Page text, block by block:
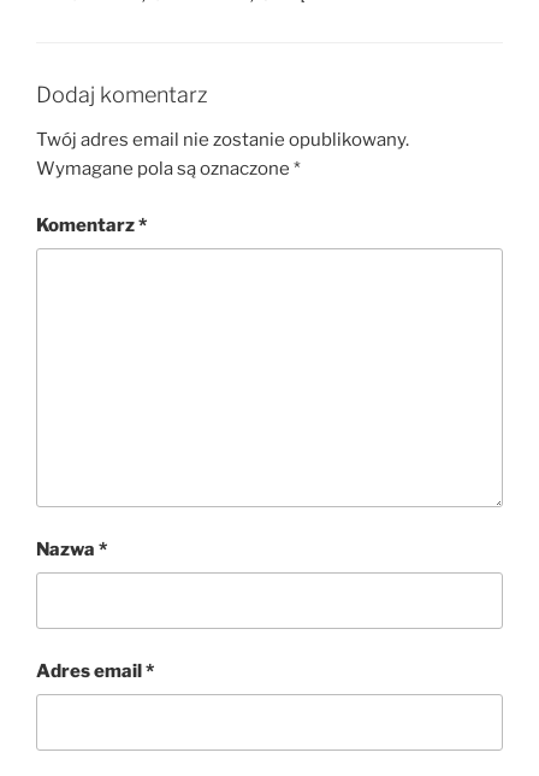
Dodaj komentarz
Twój adres email nie zostanie opublikowany.
Wymagane pola są oznaczone *
Komentarz*
Nazwa *
Adres email*